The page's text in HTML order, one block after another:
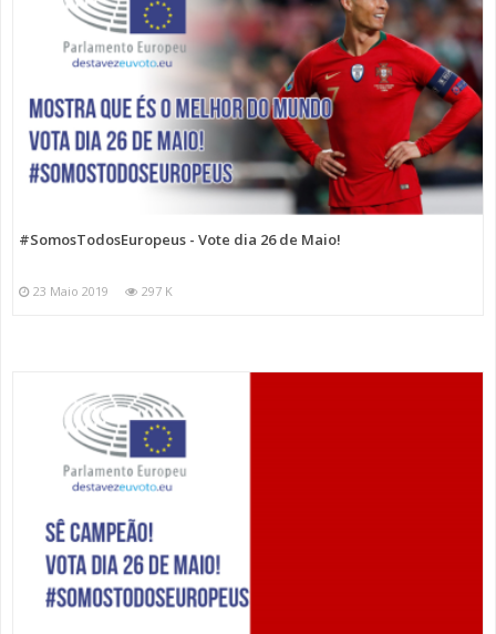
#SomosTodosEuropeus - Vote dia 26 de Maio!
23 Maio 2019 297 K